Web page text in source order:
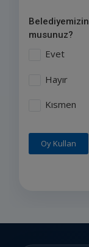
musunuz?
Evet
Hayır
Kısmen
Oy Kullan